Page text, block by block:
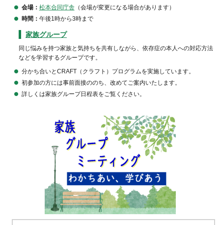
会場： 松本合同庁舎（会場が変更になる場合があります）
時間： 午後1時から3時まで
家族グループ
同じ悩みを持つ家族と気持ちを共有しながら、依存症の本人への対応方法
などを学習するグループです。
分かち合いとCRAFT（クラフト）プログラムを実施しています。
初参加の方には事前面接ののち、改めてご案内いたします。
詳しくは家族グループ日程表をご覧ください。